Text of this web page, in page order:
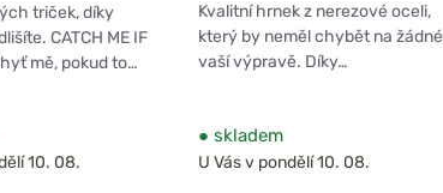
triček, díky
CATCH ME IF
mě, pokud to…
10. 08.
Kvalitní hrnek z nerezové oceli,
který by neměl chybět na žádné
vaší výpravě. Díky…
● skladem
U Vás v pondělí 10. 08.